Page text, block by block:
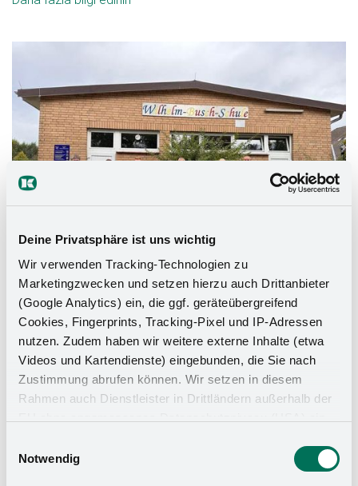
Deine Privatsphäre ist uns wichtig
Wir verwenden Tracking-Technologien zu
Marketingzwecken und setzen hierzu auch Drittanbieter
(Google Analytics) ein, die ggf. geräteübergreifend
Cookies, Fingerprints, Tracking-Pixel und IP-Adressen
nutzen. Zudem haben wir weitere externe Inhalte (etwa
Videos und Kartendienste) eingebunden, die Sie nach
Zustimmung abrufen können. Wir setzen in diesem
Rahmen auch Dienstleister in Drittländern außerhalb der
zu Sicherheits- und Überwachungszwecken zugreifen,
Notwendig
Eğitim 25.9.2024
YENI KOLTUKLAR
Hunteburg'daki Wilhelm-Busch-Schule'nin öğrencileri
artık oyun alanları için dört yeni bank bekliyor. Mevcut
okul işbirliğinin bir parçası olarak, aile şirketi
Hunteburg'daki okula kendi üretiminden birkaç metal